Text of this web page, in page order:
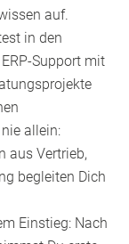
auf.
in den
Support mit
allein:
aus Vertrieb,
begleiten Dich
Einstieg: Nach